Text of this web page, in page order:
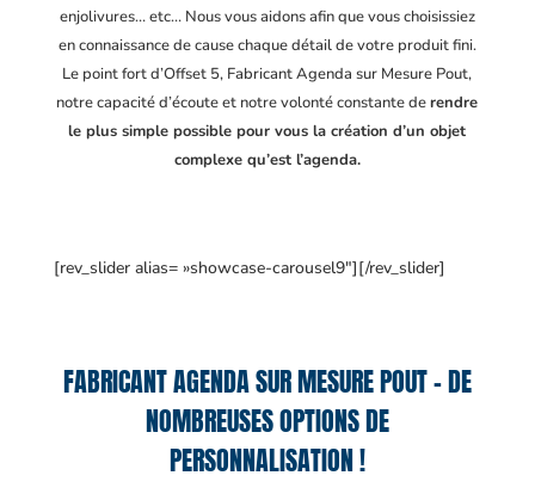
enjolivures… etc… Nous vous aidons afin que vous choisissiez
en connaissance de cause chaque détail de votre produit fini.
Le point fort d’Offset 5, Fabricant Agenda sur Mesure Pout,
notre capacité d’écoute et notre volonté constante derendre
le plus simple possible pour vous la création d’un objet
complexe qu’est l’agenda.
[rev_slider alias= »showcase-carousel9″][/rev_slider]
FABRICANT AGENDA SUR MESURE POUT – DE
NOMBREUSES OPTIONS DE
PERSONNALISATION !